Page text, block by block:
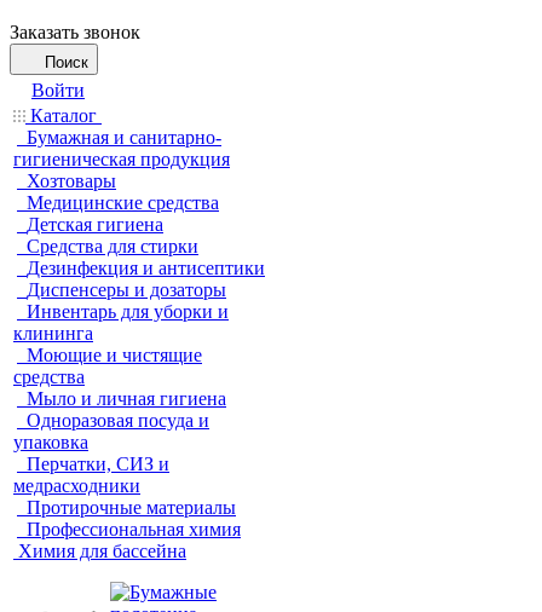
Заказать звонок
Поиск
Войти
Каталог
Бумажная и санитарно-
гигиеническая продукция
Хозтовары
Медицинские средства
Детская гигиена
Средства для стирки
Дезинфекция и антисептики
Диспенсеры и дозаторы
Инвентарь для уборки и
клининга
Моющие и чистящие
средства
Мыло и личная гигиена
Одноразовая посуда и
упаковка
Перчатки, СИЗ и
медрасходники
Протирочные материалы
Профессиональная химия
Химия для бассейна